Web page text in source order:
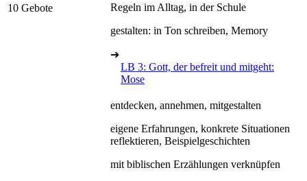
10 Gebote
Regeln im Alltag, in der Schule
gestalten: in Ton schreiben, Memory
➔
LB 3: Gott, der befreit und mitgeht:
Mose
entdecken, annehmen, mitgestalten
eigene Erfahrungen, konkrete Situationen
reflektieren, Beispielgeschichten
mit biblischen Erzählungen verknüpfen